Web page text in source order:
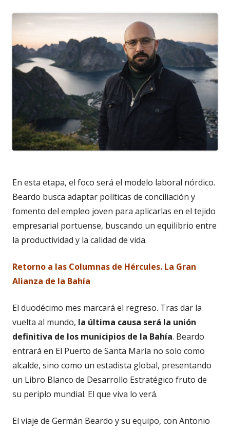
En esta etapa, el foco será el modelo laboral nórdico.
Beardo busca adaptar políticas de conciliación y
fomento del empleo joven para aplicarlas en el tejido
empresarial portuense, buscando un equilibrio entre
la productividad y la calidad de vida.
Retorno a las Columnas de Hércules. La Gran
Alianza de la Bahía
El duodécimo mes marcará el regreso. Tras dar la
vuelta al mundo, la última causa será la unión
definitiva de los municipios de la Bahía. Beardo
entrará en El Puerto de Santa María no solo como
alcalde, sino como un estadista global, presentando
un Libro Blanco de Desarrollo Estratégico fruto de
su periplo mundial. El que viva lo verá.
El viaje de Germán Beardo y su equipo, con Antonio